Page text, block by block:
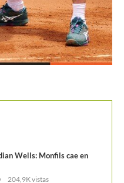
Wells: Monfils cae en
204,9K vistas